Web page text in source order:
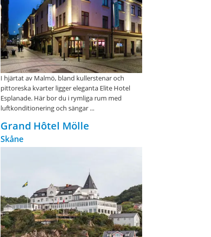
I hjärtat av Malmö, bland kullerstenar och
pittoreska kvarter ligger eleganta Elite Hotel
Esplanade. Här bor du i rymliga rum med
luftkonditionering och sängar ...
Grand Hôtel Mölle
Skåne